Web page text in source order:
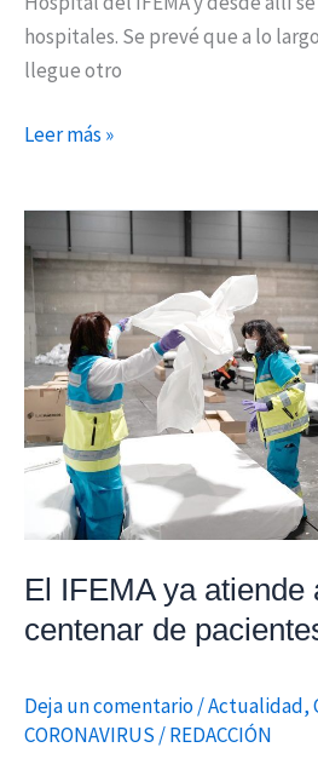
hospitales. Se prevé que a lo
llegue otro
Leer más »
El IFEMA ya atiende
centenar de
Deja un comentario/Actualidad,
CORONAVIRUS /REDACCIÓN
IFEMA
ya
atiende
al
primer
centenar
de
pacientes